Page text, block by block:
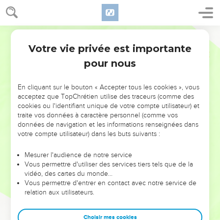
NE MANQUEZ PAS L’ÉVÉNEMENT
DE L’ANNÉE !
ET SI LEURS ERREURS POUVAIENT VOUS ÉVITER LES
VOTRES ?
leur foi ou leur vision. Mais on voit moins les doutes, les erreurs
et les saisons difficiles qu'ils ont traversés, alors même que ce
sont elles qui les ont façonnés.
Dans cette conférence, leaders, entrepreneurs, et responsables
clés pour avancer avec plus de sagesse afin que leurs erreurs
Votre vie privée est importante
pour nous
En cliquant sur le bouton « Accepter tous les cookies », vous
acceptez que TopChrétien utilise des traceurs (comme des
cookies ou l'identifiant unique de votre compte utilisateur) et
traite vos données à caractère personnel (comme vos
données de navigation et les informations renseignées dans
votre compte utilisateur) dans les buts suivants :
Mesurer l'audience de notre service
Vous permettre d'utiliser des services tiers tels que de la
vidéo, des cartes du monde…
Vous permettre d'entrer en contact avec notre service de
relation aux utilisateurs.
Choisir mes cookies